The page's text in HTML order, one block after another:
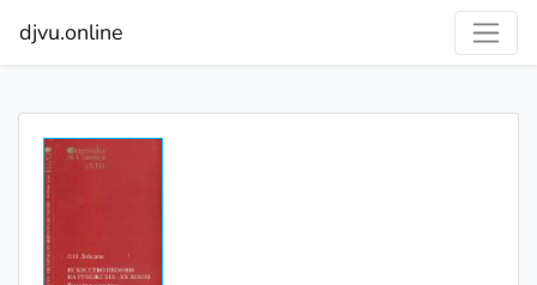
djvu.online